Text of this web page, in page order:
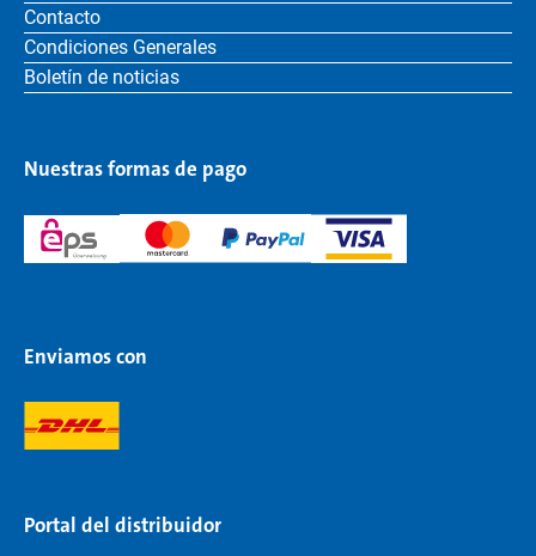
Contacto
Condiciones Generales
Boletín de noticias
Nuestras formas de pago
Enviamos con
Portal del distribuidor